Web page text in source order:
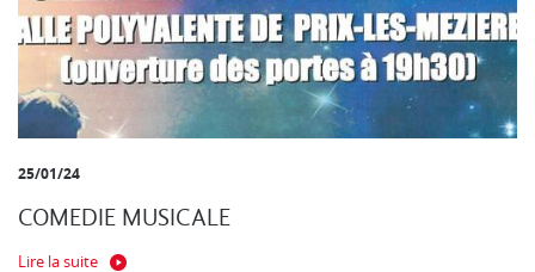
25/01/24
COMEDIE MUSICALE
Lire la suite